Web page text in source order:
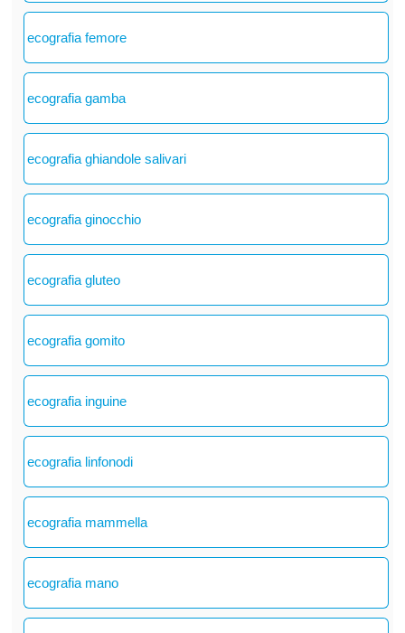
ecografia femore
ecografia gamba
ecografia ghiandole salivari
ecografia ginocchio
ecografia gluteo
ecografia gomito
ecografia inguine
ecografia linfonodi
ecografia mammella
ecografia mano